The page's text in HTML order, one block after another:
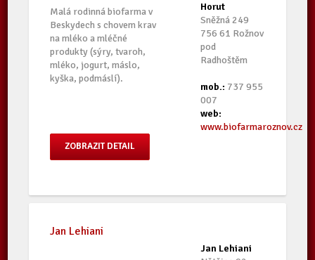
Horut
Sněžná 249
756 61 Rožnov
pod
Radhoštěm
mob.: 737 955
007
web:
www.biofarmaroznov.cz
Malá rodinná biofarma v
Beskydech s chovem krav
na mléko a mléčné
produkty (sýry, tvaroh,
mléko, jogurt, máslo,
kyška, podmáslí).
ZOBRAZIT DETAIL
Jan Lehiani
Jan Lehiani